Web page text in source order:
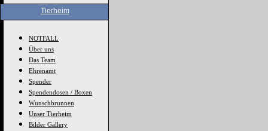
Tierheim
NOTFALL
Über uns
Das Team
Ehrenamt
Spender
Spendendosen / Boxen
Wunschbrunnen
Unser Tierheim
Bilder Gallery